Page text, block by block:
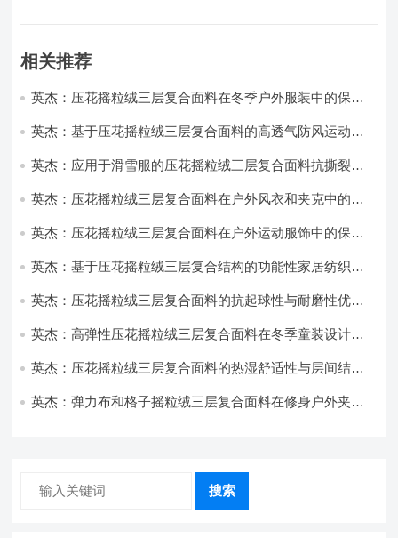
相关推荐
英杰：压花摇粒绒三层复合面料在冬季户外服装中的保暖
英杰：基于压花摇粒绒三层复合面料的高透气防风运动服
英杰：应用于滑雪服的压花摇粒绒三层复合面料抗撕裂与
英杰：压花摇粒绒三层复合面料在户外风衣和夹克中的应
英杰：压花摇粒绒三层复合面料在户外运动服饰中的保暖
英杰：基于压花摇粒绒三层复合结构的功能性家居纺织品
英杰：压花摇粒绒三层复合面料的抗起球性与耐磨性优化
英杰：高弹性压花摇粒绒三层复合面料在冬季童装设计中
英杰：压花摇粒绒三层复合面料的热湿舒适性与层间结合
英杰：弹力布和格子摇粒绒三层复合面料在修身户外夹克
搜索